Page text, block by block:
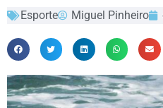
Esporte Miguel Pinheiro